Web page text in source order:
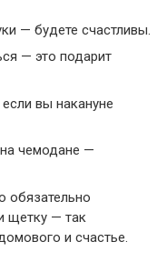
— будете счастливы.
— это подарит
вы накануне
чемодане —
обязательно
щетку — так
и счастье.